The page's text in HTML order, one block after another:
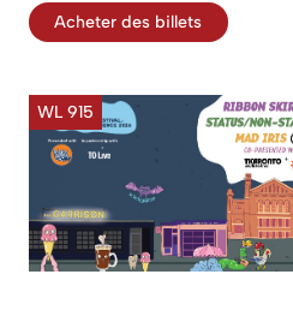
Acheter des billets
WL 915